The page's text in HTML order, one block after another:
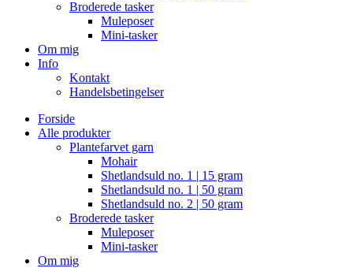
Broderede tasker
Muleposer
Mini-tasker
Om mig
Info
Kontakt
Handelsbetingelser
Forside
Alle produkter
Plantefarvet garn
Mohair
Shetlandsuld no. 1 | 15 gram
Shetlandsuld no. 1 | 50 gram
Shetlandsuld no. 2 | 50 gram
Broderede tasker
Muleposer
Mini-tasker
Om mig